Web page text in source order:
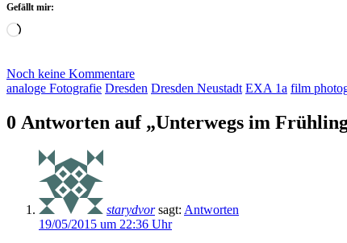
Gefällt mir:
Wird
Noch keine Kommentare
analoge Fotografie Dresden Dresden Neustadt EXA 1a film
0 Antworten auf „Unterwegs im
starydvor sagt: Antworten
19/05/2015 um 22:36 Uhr